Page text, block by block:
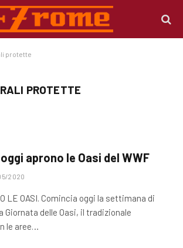
protette
PROTETTE
aprono le Oasi del WWF
2020
LE OASI. Comincia oggi la settimana di
Giornata delle Oasi, il tradizionale
le aree…